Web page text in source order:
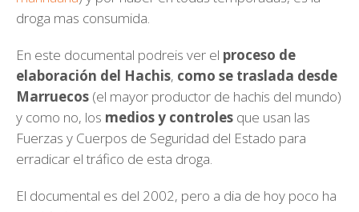
droga mas consumida.
En este documental podreis ver el proceso de
elaboración del Hachis, como se traslada desde
Marruecos (el mayor productor de hachis del mundo)
y como no, los medios y controles que usan las
Fuerzas y Cuerpos de Seguridad del Estado para
erradicar el tráfico de esta droga.
El documental es del 2002, pero a dia de hoy poco ha